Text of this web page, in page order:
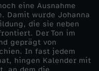
eine Ausnahme
Damit wurde Johanna
die sie neben
Der Ton im
geprägt von
In fast jedem
hingen Kalender mit